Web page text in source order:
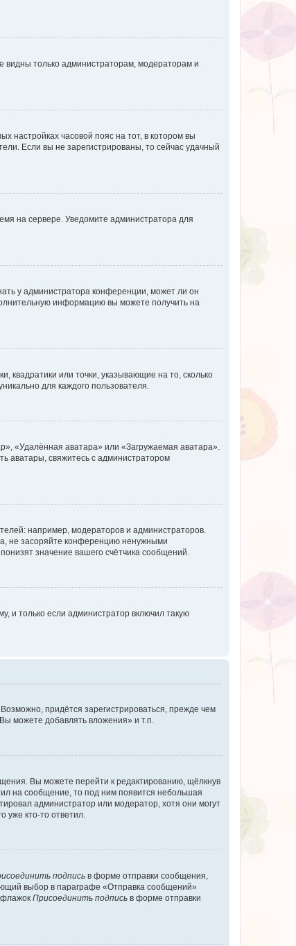
видны только администраторам, модераторам и
настройках часовой пояс на тот, в котором вы
Если вы не зарегистрированы, то сейчас удачный
на сервере. Уведомите администратора для
у администратора конференции, может ли он
информацию вы можете получить на
квадратики или точки, указывающие на то, сколько
для каждого пользователя.
«Удалённая аватара» или «Загружаемая аватара».
аватары, свяжитесь с администратором
например, модераторов и администраторов.
не засоряйте конференцию ненужными
значение вашего счётчика сообщений.
и только если администратор включил такую
придётся зарегистрироваться, прежде чем
можете добавлять вложения» и т.п.
Вы можете перейти к редактированию, щёлкнув
на сообщение, то под ним появится небольшая
администратор или модератор, хотя они могут
уже кто-то ответил.
подпись в форме отправки сообщения,
выбор в параграфе «Отправка сообщений»
флажок Присоединить подпись в форме отправки